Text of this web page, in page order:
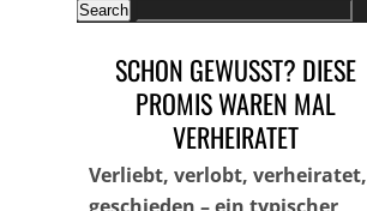
SCHON GEWUSST? DIESE
PROMIS WAREN MAL
VERHEIRATET
Verliebt, verlobt, verheiratet,